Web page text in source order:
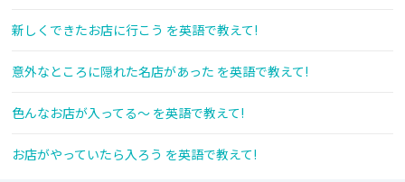
新しくできたお店に行こう を英語で教えて!
意外なところに隠れた名店があった を英語で教えて!
色んなお店が入ってる～ を英語で教えて!
お店がやっていたら入ろう を英語で教えて!